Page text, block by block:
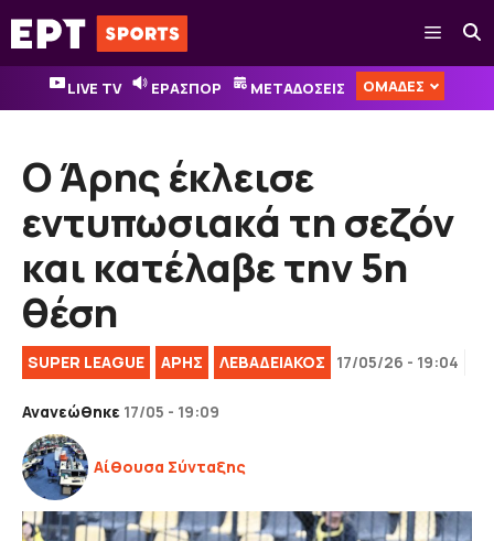
Μετάβαση
σε
περιεχόμενο
Μενού
LIVE TV ΕΡΑΣΠΟΡ ΜΕΤΑΔΟΣΕΙΣ ΟΜΑΔΕΣ
Ο Άρης έκλεισε
εντυπωσιακά τη σεζόν
και κατέλαβε την 5η
θέση
SUPER LEAGUE ΑΡΗΣ ΛΕΒΑΔΕΙΑΚΟΣ 17/05/26 - 19:04
Ανανεώθηκε 17/05 - 19:09
Αίθουσα Σύνταξης